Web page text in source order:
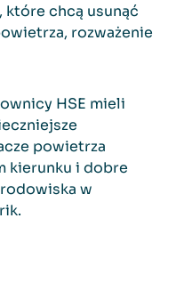
chcą usunąć
rozważenie
HSE mieli
powietrza
kierunku i dobre
w